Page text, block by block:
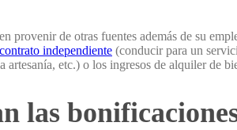
provenir de otras fuentes además de su
independiente (conducir para un
etc.) o los ingresos de alquiler de
las